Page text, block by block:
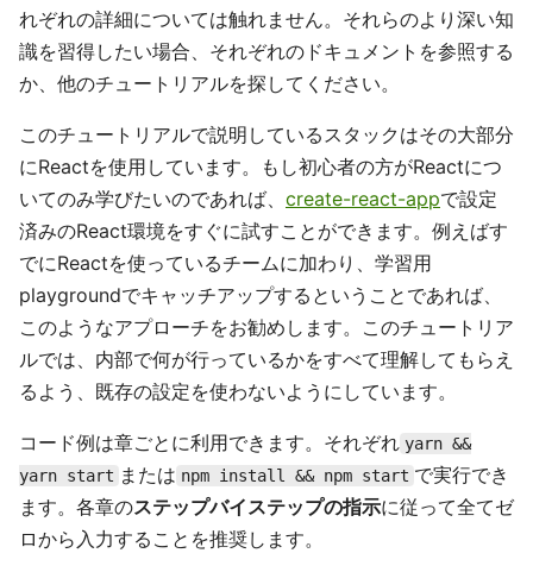
れぞれの詳細については触れません。それらのより深い知
識を習得したい場合、それぞれのドキュメントを参照する
か、他のチュートリアルを探してください。
このチュートリアルで説明しているスタックはその大部分
にReactを使用しています。もし初心者の方がReactにつ
いてのみ学びたいのであれば、 create-react-appで設定
済みのReact環境をすぐに試すことができます。例えばす
でにReactを使っているチームに加わり、学習用
playgroundでキャッチアップするということであれば、
このようなアプローチをお勧めします。このチュートリア
ルでは、内部で何が行っているかをすべて理解してもらえ
るよう、既存の設定を使わないようにしています。
コード例は章ごとに利用できます。それぞれ yarn &&
yarn start または npm install && npm start で実行でき
ます。各章のステップバイステップの指示に従って全てゼ
ロから入力することを推奨します。